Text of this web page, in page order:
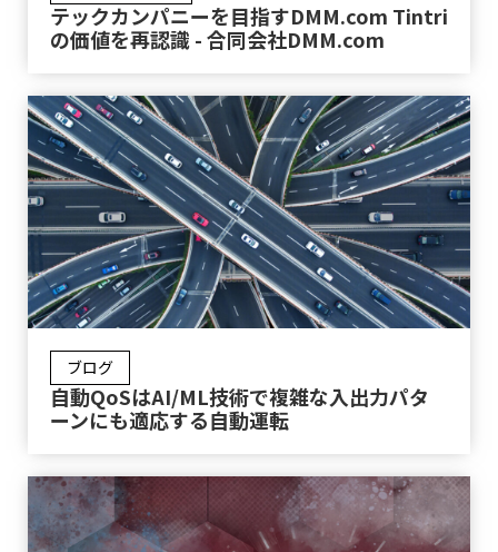
テックカンパニーを目指すDMM.com Tintri
の価値を再認識 - 合同会社DMM.com
ブログ
自動QoSはAI/ML技術で複雑な入出力パタ
ーンにも適応する自動運転